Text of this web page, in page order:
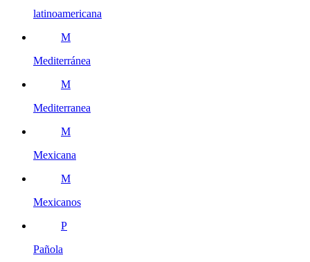
latinoamericana
M
Mediterránea
M
Mediterranea
M
Mexicana
M
Mexicanos
P
Pañola